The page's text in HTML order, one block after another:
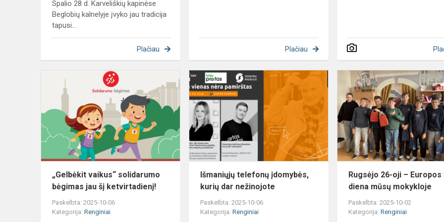
Spalio 28 d. Karveliškių kapinėse
Beglobių kalnelyje įvyko jau tradicija
tapusi...
Plačiau Plačiau
„Gelbėkit
vaikus“
solidarumo
bėgimas
šį
ketvirtadienį!
„Gelbėkit vaikus“ solidarumo
bėgimas jau šį ketvirtadienį!
Paskelbta: 2025-10-06
Kategorija: Renginiai
Išmaniųjų
telefonų
įdomybės,
kurių
dar
nežinojote
Išmaniųjų telefonų įdomybės,
kurių dar nežinojote
Paskelbta: 2025-10-06
Kategorija:Renginiai
Rugsėjo 26-oji – Europos
diena mūsų mokykloje
Paskelbta: 2025-10-02
Kategorija:Renginiai